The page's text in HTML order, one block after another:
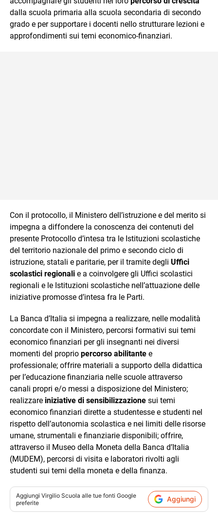
dalla scuola primaria alla scuola secondaria di secondo
grado e per supportare i docenti nello strutturare lezioni e
approfondimenti sui temi economico-finanziari.
Con il protocollo, il Ministero dell’istruzione e del merito si
impegna a diffondere la conoscenza dei contenuti del
presente Protocollo d’intesa tra le Istituzioni scolastiche
del territorio nazionale del primo e secondo ciclo di
istruzione, statali e paritarie, per il tramite degli Uffici
scolastici regionali e a coinvolgere gli Uffici scolastici
regionali e le Istituzioni scolastiche nell’attuazione delle
iniziative promosse d’intesa fra le Parti.
La Banca d’Italia si impegna a realizzare, nelle modalità
concordate con il Ministero, percorsi formativi sui temi
economico finanziari per gli insegnanti nei diversi
momenti del proprio percorso abilitante e
professionale; offrire materiali a supporto della didattica
per l’educazione finanziaria nelle scuole attraverso
canali propri e/o messi a disposizione del Ministero;
realizzare iniziative di sensibilizzazione sui temi
economico finanziari dirette a studentesse e studenti nel
rispetto dell’autonomia scolastica e nei limiti delle risorse
umane, strumentali e finanziarie disponibili; offrire,
attraverso il Museo della Moneta della Banca d’Italia
(MUDEM), percorsi di visita e laboratori rivolti agli
studenti sui temi della moneta e della finanza.
Aggiungi Virgilio Scuola alle tue fonti Google
preferite
Aggiungi